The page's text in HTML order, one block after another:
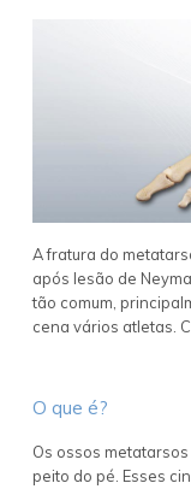
A fratura do
após lesão de
tão comum,
cena vários atletas.
O que é?
Os ossos
peito do pé. Esses